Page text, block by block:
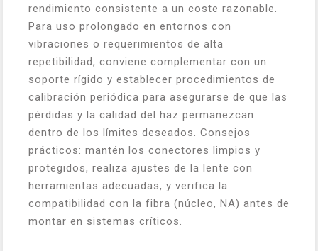
rendimiento consistente a un coste razonable.
Para uso prolongado en entornos con
vibraciones o requerimientos de alta
repetibilidad, conviene complementar con un
soporte rígido y establecer procedimientos de
calibración periódica para asegurarse de que las
pérdidas y la calidad del haz permanezcan
dentro de los límites deseados. Consejos
prácticos: mantén los conectores limpios y
protegidos, realiza ajustes de la lente con
herramientas adecuadas, y verifica la
compatibilidad con la fibra (núcleo, NA) antes de
montar en sistemas críticos.